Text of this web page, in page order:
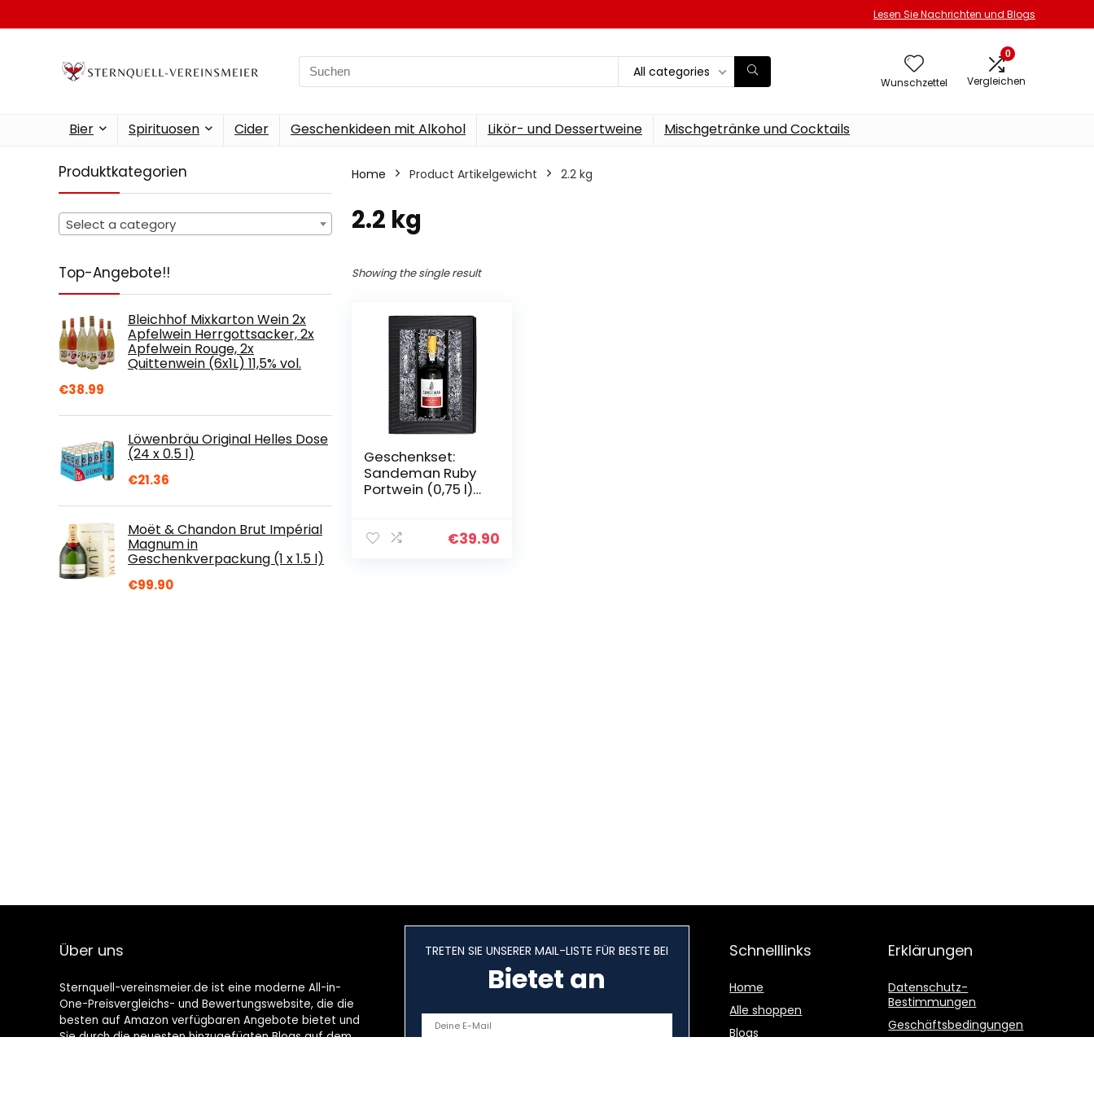
Lesen Sie Nachrichten und Blogs
Search
for:
All categories
Wunschzettel
0
Vergleichen
Bier Spirituosen Cider Geschenkideen mit Alkohol Likör- und Dessertweine Mischgetränke und Cocktails
Produktkategorien
Select a category
Top-Angebote!!
Bleichhof Mixkarton Wein 2x
Apfelwein Herrgottsacker, 2x
Apfelwein Rouge, 2x
Quittenwein (6x1L) 11,5% vol.
€38.99
Löwenbräu Original Helles Dose
(24 x 0.5 l)
€21.36
Moët & Chandon Brut Impérial
Magnum in
Geschenkverpackung (1 x 1.5 l)
€99.90
Home Product Artikelgewicht ‎2.2 kg
‎2.2 kg
Showing the single result
Geschenkset:
Sandeman Ruby
Portwein (0,75 l)
€39.90
Über uns
Sternquell-vereinsmeier.de ist eine moderne All-in-
One-Preisvergleichs- und Bewertungswebsite, die die
besten auf Amazon verfügbaren Angebote bietet und
Sie durch die neuesten hinzugefügten Blogs auf dem
TRETEN SIE UNSERER MAIL-LISTE FÜR BESTE BEI
Bietet an
Schnelllinks
Home
Alle shoppen
Blogs
Erklärungen
Datenschutz-
Bestimmungen
Geschäftsbedingungen